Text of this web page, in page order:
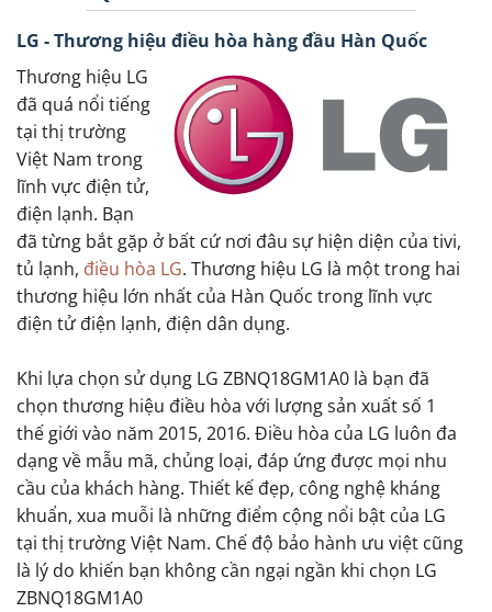
LG - Thương hiệu điều hòa hàng đầu Hàn Quốc
Thương hiệu LG
đã quá nổi tiếng
tại thị trường
Việt Nam trong
lĩnh vực điện tử,
điện lạnh. Bạn
đã từng bắt gặp ở bất cứ nơi đâu sự hiện diện của tivi,
tủ lạnh, điều hòa LG. Thương hiệu LG là một trong hai
thương hiệu lớn nhất của Hàn Quốc trong lĩnh vực
điện tử điện lạnh, điện dân dụng.
Khi lựa chọn sử dụng LG ZBNQ18GM1A0 là bạn đã
chọn thương hiệu điều hòa với lượng sản xuất số 1
thế giới vào năm 2015, 2016. Điều hòa của LG luôn đa
dạng về mẫu mã, chủng loại, đáp ứng được mọi nhu
cầu của khách hàng. Thiết kế đẹp, công nghệ kháng
khuẩn, xua muỗi là những điểm cộng nổi bật của LG
tại thị trường Việt Nam. Chế độ bảo hành ưu việt cũng
là lý do khiến bạn không cần ngại ngần khi chọn LG
ZBNQ18GM1A0